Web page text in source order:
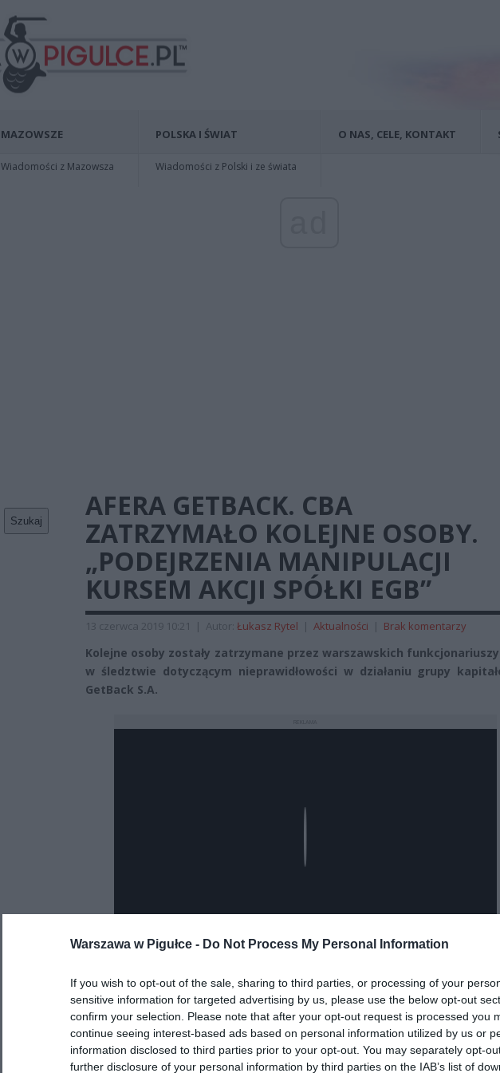
Warszawa w Pigułce - Do Not Process My Personal Information
If you wish to opt-out of the sale, sharing to third parties, or processing of your
sensitive information for targeted advertising by us, please use the below opt-out
confirm your selection. Please note that after your opt-out request is processed you
continue seeing interest-based ads based on personal information utilized by us or
information disclosed to third parties prior to your opt-out. You may separately opt-
further disclosure of your personal information by third parties on the IAB’s list of
MAZOWSZE
Wiadomości z Mazowsza
POLSKA I ŚWIAT
Wiadomości z Polski i ze świata
O NAS, CELE, KONTAKT
Szukaj
AFERA GETBACK. CBA
ZATRZYMAŁO KOLEJNE OSOBY.
„PODEJRZENIA MANIPULACJI
KURSEM AKCJI SPÓŁKI EGB”
13 czerwca 2019 10:21 | Autor: Łukasz Rytel | Aktualności | Brak komentarzy
Kolejne osoby zostały zatrzymane przez warszawskich funkcjonariuszy
w śledztwie dotyczącym nieprawidłowości w działaniu grupy
GetBack S.A.
Dodaj nas do preferowanych źródeł w Google